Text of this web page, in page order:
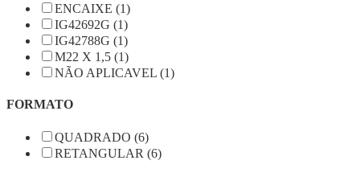
ENCAIXE (1)
IG42692G (1)
IG42788G (1)
M22 X 1,5 (1)
NÃO APLICAVEL (1)
FORMATO
QUADRADO (6)
RETANGULAR (6)